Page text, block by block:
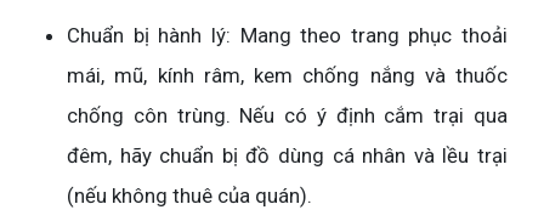
Chuẩn bị hành lý: Mang theo trang phục thoải
mái, mũ, kính râm, kem chống nắng và thuốc
chống côn trùng. Nếu có ý định cắm trại qua
đêm, hãy chuẩn bị đồ dùng cá nhân và lều trại
(nếu không thuê của quán).